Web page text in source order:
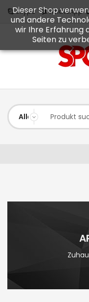
Skype WhatsApp
Dieser Shop
und andere
wir Ihre Erfahrung
Seiten zu